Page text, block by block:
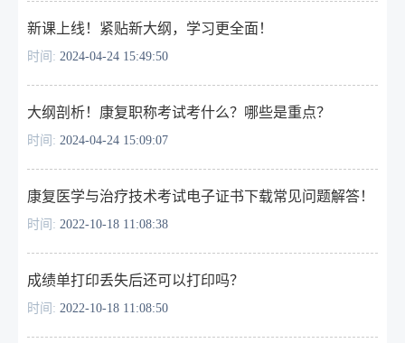
新课上线！紧贴新大纲，学习更全面！
时间: 2024-04-24 15:49:50
大纲剖析！康复职称考试考什么？哪些是重点？
时间: 2024-04-24 15:09:07
康复医学与治疗技术考试电子证书下载常见问题解答！
时间: 2022-10-18 11:08:38
成绩单打印丢失后还可以打印吗？
时间: 2022-10-18 11:08:50